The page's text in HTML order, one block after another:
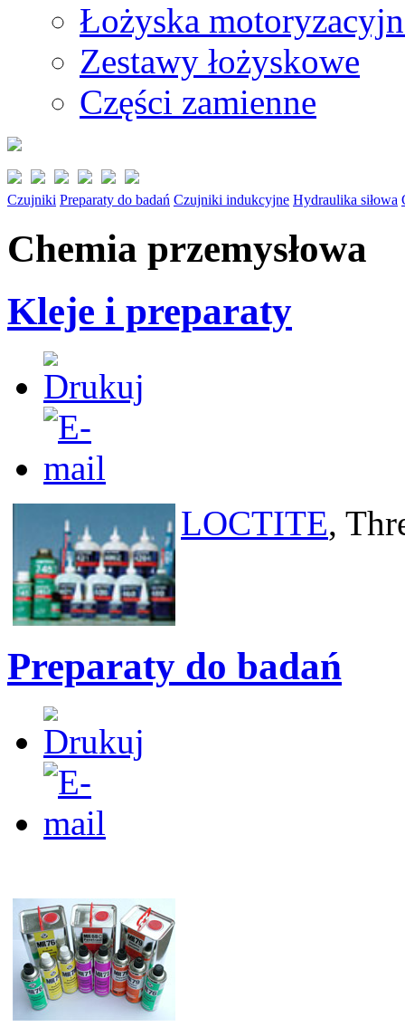
Łożyska
Zestawy łożyskowe
Części zamienne
Czujniki Preparaty do badań Czujniki indukcyjne Hydraulika siłowa
Chemia przemysłowa
Kleje i preparaty
LOCTITE,
Preparaty do badań